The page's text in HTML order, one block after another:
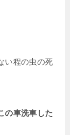
い程の虫の死
の車洗車した